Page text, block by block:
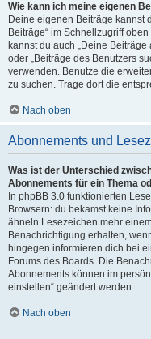
Wie kann ich meine eigenen
Deine eigenen Beiträge kannst
Beiträge“ im Schnellzugriff
kannst du auch „Deine
oder „Beiträge des Benutzers
verwenden. Benutze die
zu suchen. Trage dort die
Nach oben
Abonnements und
Was ist der Unterschied
Abonnements für ein Thema
In phpBB 3.0 funktionierten
Browsern: du bekamst keine
ähneln Lesezeichen mehr
Benachrichtigung erhalten,
hingegen informieren dich bei
Forums des Boards. Die
Abonnements können im
einstellen“ geändert werden.
Nach oben